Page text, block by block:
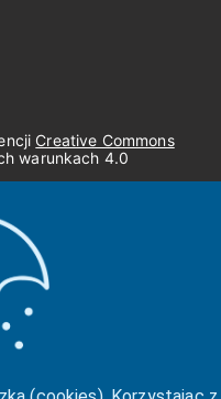
Creative Commons
warunkach 4.0